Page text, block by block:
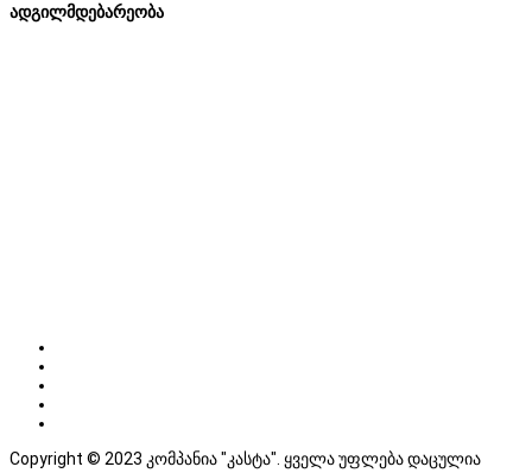
ადგილმდებარეობა
Copyright © 2023 კომპანია "კასტა". ყველა უფლება დაცულია